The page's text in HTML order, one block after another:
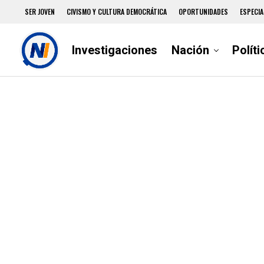
SER JOVEN CIVISMO Y CULTURA DEMOCRÁTICA OPORTUNIDADES
Investigaciones Nación